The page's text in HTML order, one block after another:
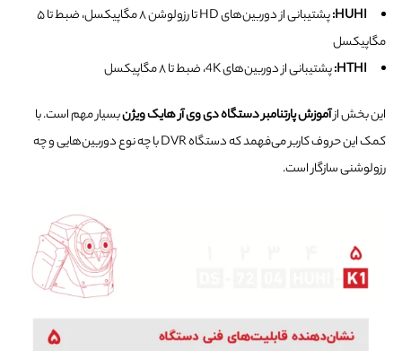
HUHI:
پشتیبانی از دوربین‌های HD تا رزولوشن ۸ مگاپیکسل، ضبط تا ۵
مگاپیکسل
HTHI: پشتیبانی از دوربین‌های 4K، ضبط تا ۸ مگاپیکسل
این بخش ازآموزش پارتنامبر دستگاه دی وی آر هایک ویژنبسیار مهم است. با
کمک این حروف کاربر می‌فهمد که دستگاه DVR با چه نوع دوربین‌هایی و چه
رزولوشنی سازگار است.